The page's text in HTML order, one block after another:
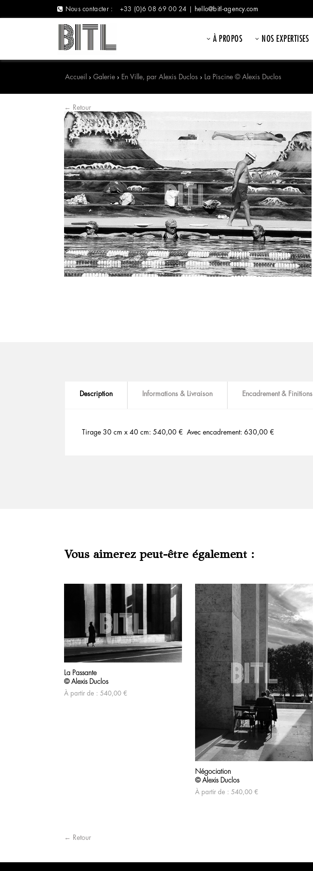
Nous contacter : +33 (0)6 08 69 00 24 | hello@bitl-agency.com
À PROPOS NOS EXPERTISES
Accueil ›Galerie › En Ville, par Alexis Duclos › La Piscine © Alexis Duclos
← Retour
Description Informations & Livraison Encadrement & Finitions
Tirage 30 cm x 40 cm: 540,00 € Avec encadrement: 630,00 €
Vous aimerez peut-être également :
Produits similaires
La Passante
© Alexis Duclos
À partir de : 540,00 €
Négociation
© Alexis Duclos
À partir de : 540,00 €
← Retour